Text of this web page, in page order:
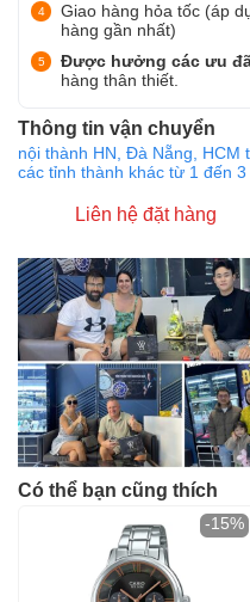
Giao hàng hỏa tốc (áp
hàng gần nhất)
Được hưởng các ưu
hàng thân thiết.
Thông tin vận chuyển
nội thành HN, Đà Nẵng, HCM
các tỉnh thành khác từ 1 đến 3
Liên hệ đặt hàng
Có thể bạn cũng thích
-15%